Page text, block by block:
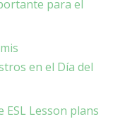
para el
en el Día del
ESL Lesson plans